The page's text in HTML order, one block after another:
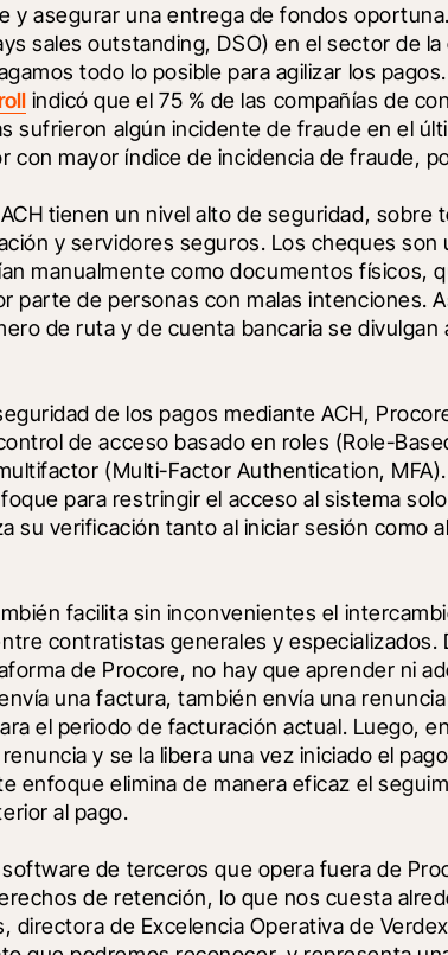
y asegurar una entrega de fondos
sales outstanding, DSO) en el sector de
todo lo posible para agilizar los
indicó que el 75 % de las compañías de
sufrieron algún incidente de fraude en el
con mayor índice de incidencia de fraude,
tienen un nivel alto de seguridad,
y servidores seguros. Los cheques
manualmente como documentos físicos,
parte de personas con malas intenciones.
de ruta y de cuenta bancaria se
de los pagos mediante ACH,
de acceso basado en roles (Role-
(Multi-Factor Authentication,
para restringir el acceso al sistema
su verificación tanto al iniciar sesión como
facilita sin inconvenientes el
contratistas generales y
de Procore, no hay que aprender ni
una factura, también envía una
el periodo de facturación actual. Luego,
y se la libera una vez iniciado el
enfoque elimina de manera eficaz el
al pago.
de terceros que opera fuera de
de retención, lo que nos cuesta
directora de Excelencia Operativa de